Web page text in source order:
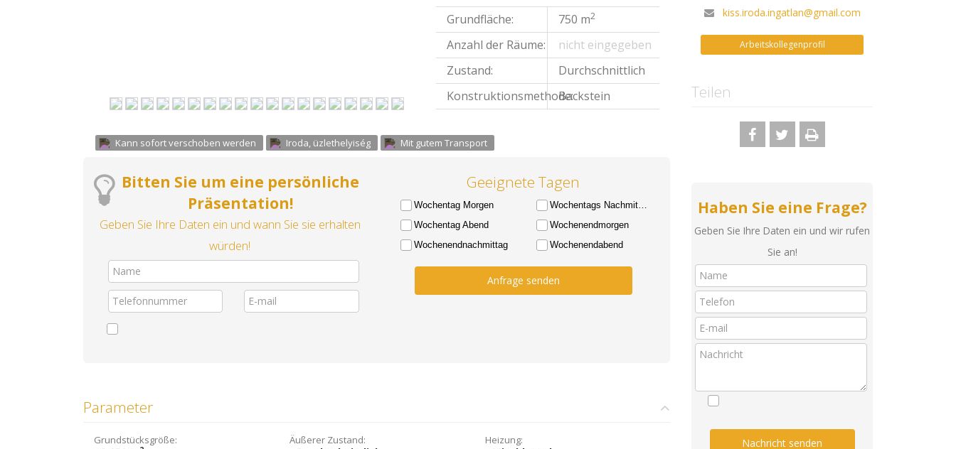
Grundfläche: 750 m2
Anzahl der Räume:
nicht eingegeben
Zustand:
Durchschnittlich
Konstruktionsmethode:Backstein
Kann sofort verschoben werden Iroda, üzlethelyiség Mit gutem Transport
Bitten Sie um eine persönliche
Präsentation!
Geben Sie Ihre Daten ein und wann Sie sie erhalten
würden!
Geeignete Tagen
Wochentag Morgen
Wochentags Nachmittag
Wochentag Abend
Wochenendmorgen
Wochenendnachmittag
Wochenendabend
Anfrage senden
Parameter
Grundstücksgröße: Äußerer Zustand: Heizung:
kiss.iroda.ingatlan@gmail.com
Arbeitskollegenprofil
Teilen
Haben Sie eine Frage?
Geben Sie Ihre Daten ein und wir rufen
Sie an!
Nachricht senden